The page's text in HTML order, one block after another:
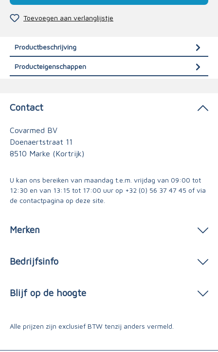
Toevoegen aan verlanglijstje
Productbeschrijving
Producteigenschappen
Contact
Covarmed BV
Doenaertstraat 11
8510 Marke (Kortrijk)
U kan ons bereiken van maandag t.e.m. vrijdag van 09:00 tot
12:30 en van 13:15 tot 17:00 uur op +32 (0) 56 37 47 45 of via
de contactpagina op deze site.
Merken
Bedrijfsinfo
Blijf op de hoogte
Alle prijzen zijn exclusief BTW tenzij anders vermeld.